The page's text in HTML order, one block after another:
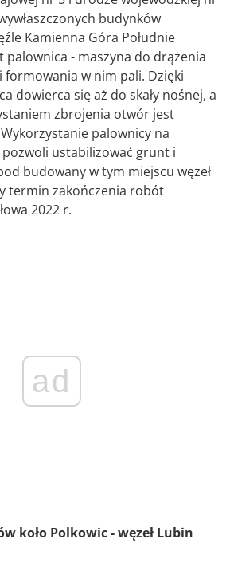
budynków
Kamienna Góra Południe
palownica - maszyna do drążenia
w nim pali. Dzięki
dowierca się aż do skały nośnej, a
zbrojenia otwór jest
palownicy na
ustabilizować grunt i
budowany w tym miejscu węzeł
termin zakończenia robót
2022 r.
ad
koło Polkowic - węzeł Lubin